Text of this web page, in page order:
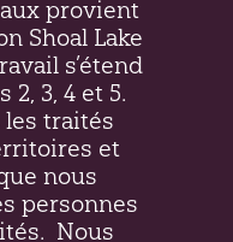
provient
Shoal Lake
s’étend
2, 3, 4 et 5.
les traités
et
nous
personnes
Nous